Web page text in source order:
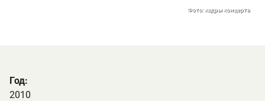
Фото: кадры концерта
Год:
2010